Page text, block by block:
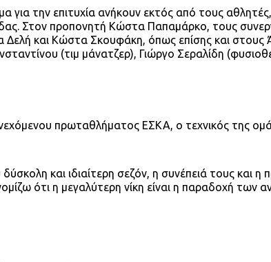
για την επιτυχία ανήκουν εκτός από τους
Στον προπονητή Κώστα Παπαμάρκο, τους
Δελή και Κώστα Σκουφάκη, όπως επίσης και στους
(τιμ μάνατζερ), Γιώργο Σεραλίδη
πρωταθλήματος ΕΣΚΑ, ο τεχνικός της
και ιδιαίτερη σεζόν, η συνέπειά τους και η
ότι η μεγαλύτερη νίκη είναι η παραδοχή των